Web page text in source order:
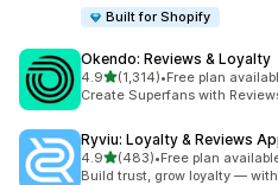
Built for Shopify
Okendo: Reviews & Loyalty
4.95つ星中
(1,314)
合計レビュー数：1314件
•Free plan
Create Superfans with
Ryviu: Loyalty & Reviews
4.95つ星中
(483)
合計レビュー数：483件
•Free plan
Build trust, grow loyalty —